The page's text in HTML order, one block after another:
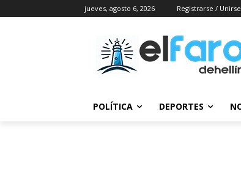
jueves, agosto 6, 2026 Registrarse / Unirse
POLÍTICA DEPORTES